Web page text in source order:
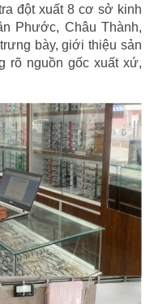
đột xuất 8 cơ sở kinh
Phước, Châu Thành,
bày, giới thiệu sản
rõ nguồn gốc xuất xứ,